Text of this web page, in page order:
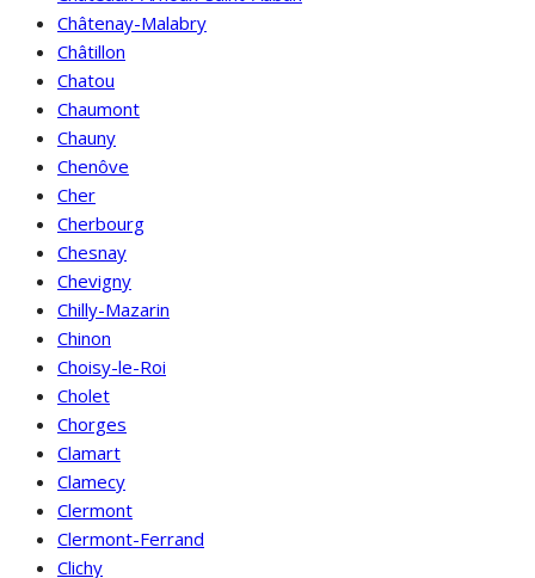
Châtenay-Malabry
Châtillon
Chatou
Chaumont
Chauny
Chenôve
Cher
Cherbourg
Chesnay
Chevigny
Chilly-Mazarin
Chinon
Choisy-le-Roi
Cholet
Chorges
Clamart
Clamecy
Clermont
Clermont-Ferrand
Clichy